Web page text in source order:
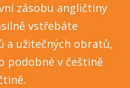
zásobu angličtiny
vstřebáte
a užitečných obratů,
podobné v češtině